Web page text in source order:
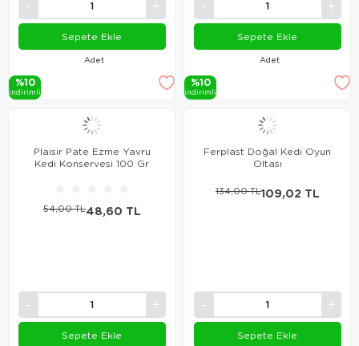
Adet
Sepete Ekle
%10
i̇ndi̇ri̇mli̇
Adet
Sepete Ekle
%10
i̇ndi̇ri̇mli̇
Plaisir Pate Ezme Yavru
Kedi Konservesi 100 Gr
48,60 TL
54,00 TL
Sepete Ekle
Ferplast Doğal Kedi Oyun
Oltası
109,02 TL
134,00 TL
Sepete Ekle